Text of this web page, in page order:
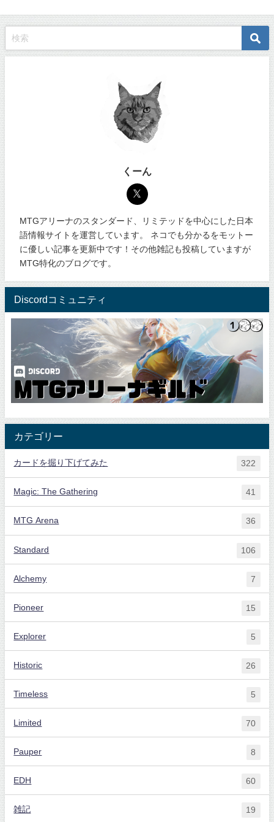
くーん
MTGアリーナのスタンダード、リミテッドを中心にした日本
語情報サイトを運営しています。 ネコでも分かるをモットー
に優しい記事を更新中です！その他雑記も投稿していますが
MTG特化のブログです。
Discordコミュニティ
カテゴリー
カードを掘り下げてみた 322
Magic: The Gathering 41
MTG Arena 36
Standard 106
Alchemy 7
Pioneer 15
Explorer 5
Historic 26
Timeless 5
Limited 70
Pauper 8
EDH 60
雑記 19